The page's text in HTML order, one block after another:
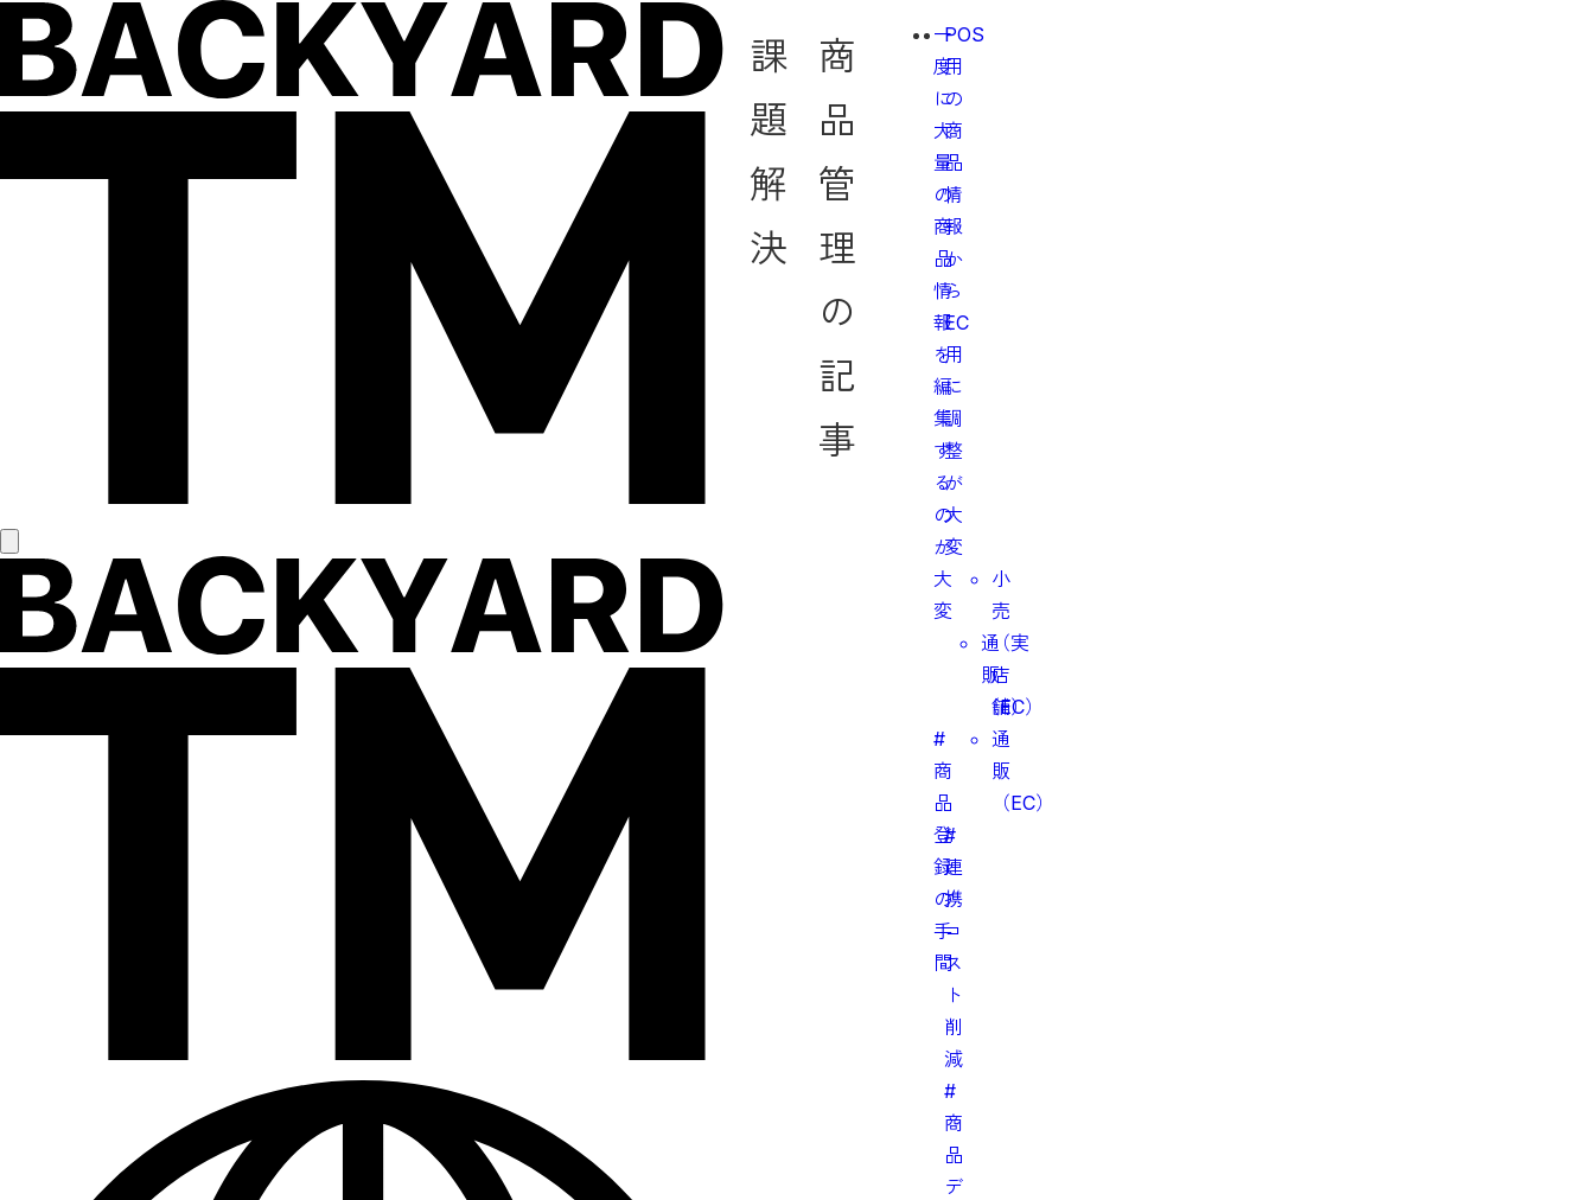
課
題
解
決
商
品
管
理
の
記
事
一
度
に
大
量
の
商
品
情
報
を
編
集
す
る
の
が
大
変
通
販
（EC）
#
商
品
登
録
の
手
間
POS
用
の
商
品
情
報
か
ら
EC
用
に
調
整
が
大
変
小
売
（実
店
舗）
通
販
（EC）
#
連
携
コ
ス
ト
削
減
#
商
品
デ